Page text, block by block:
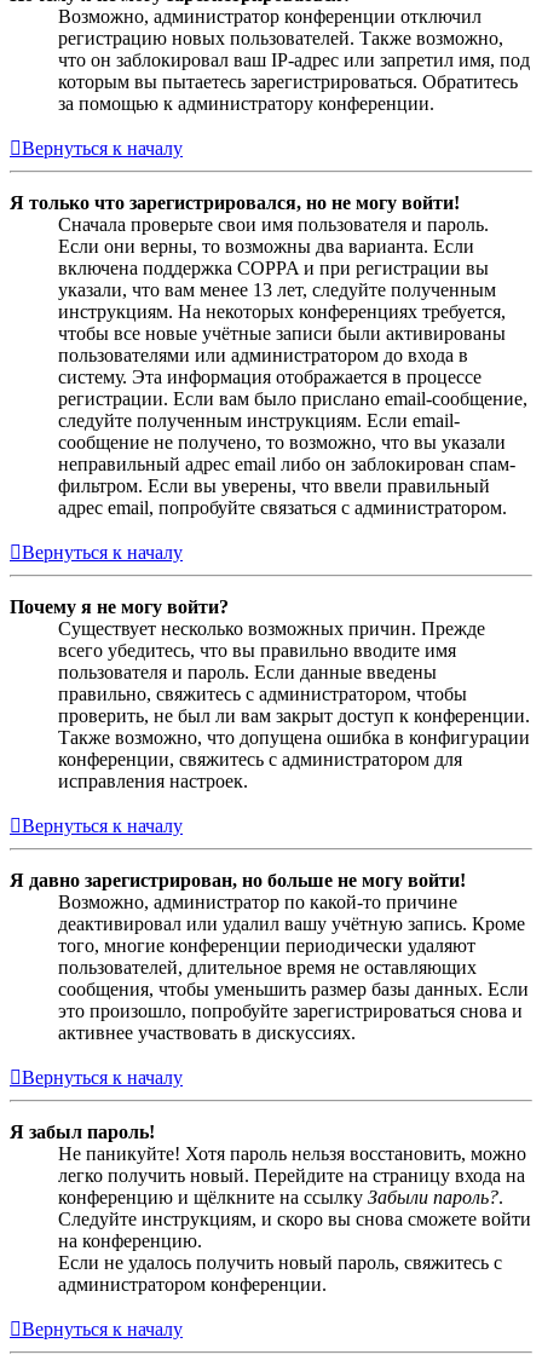
Возможно, администратор конференции отключил
регистрацию новых пользователей. Также возможно,
что он заблокировал ваш IP-адрес или запретил имя, под
которым вы пытаетесь зарегистрироваться. Обратитесь
за помощью к администратору конференции.
Вернуться к началу
Я только что зарегистрировался, но не могу войти!
Сначала проверьте свои имя пользователя и пароль.
Если они верны, то возможны два варианта. Если
включена поддержка COPPA и при регистрации вы
указали, что вам менее 13 лет, следуйте полученным
инструкциям. На некоторых конференциях требуется,
чтобы все новые учётные записи были активированы
пользователями или администратором до входа в
систему. Эта информация отображается в процессе
регистрации. Если вам было прислано email-сообщение,
следуйте полученным инструкциям. Если email-
сообщение не получено, то возможно, что вы указали
неправильный адрес email либо он заблокирован спам-
фильтром. Если вы уверены, что ввели правильный
адрес email, попробуйте связаться с администратором.
Вернуться к началу
Почему я не могу войти?
Существует несколько возможных причин. Прежде
всего убедитесь, что вы правильно вводите имя
пользователя и пароль. Если данные введены
правильно, свяжитесь с администратором, чтобы
проверить, не был ли вам закрыт доступ к конференции.
Также возможно, что допущена ошибка в конфигурации
конференции, свяжитесь с администратором для
исправления настроек.
Вернуться к началу
Я давно зарегистрирован, но больше не могу войти!
Возможно, администратор по какой-то причине
деактивировал или удалил вашу учётную запись. Кроме
того, многие конференции периодически удаляют
пользователей, длительное время не оставляющих
сообщения, чтобы уменьшить размер базы данных. Если
это произошло, попробуйте зарегистрироваться снова и
активнее участвовать в дискуссиях.
Вернуться к началу
Я забыл пароль!
Не паникуйте! Хотя пароль нельзя восстановить, можно
легко получить новый. Перейдите на страницу входа на
конференцию и щёлкните на ссылку Забыли пароль?.
Следуйте инструкциям, и скоро вы снова сможете войти
на конференцию.
Если не удалось получить новый пароль, свяжитесь с
администратором конференции.
Вернуться к началу